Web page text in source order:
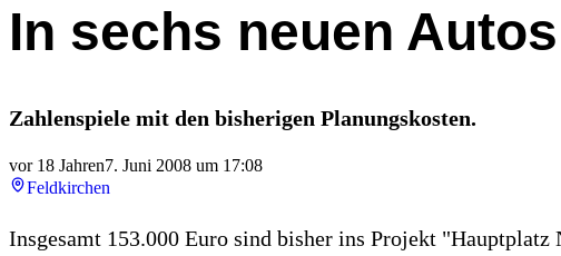
In sechs neuen
Zahlenspiele mit den bisherigen Planungskosten.
vor 18 Jahren7. Juni 2008 um 17:08
Feldkirchen
Insgesamt 153.000 Euro sind bisher ins Projekt